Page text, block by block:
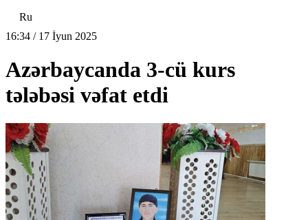
Ru
16:34 / 17 İyun 2025
Azərbaycanda 3-cü kurs
tələbəsi vəfat etdi